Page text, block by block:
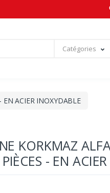
Catégories
EN ACIER INOXYDABLE
KORKMAZ
- EN